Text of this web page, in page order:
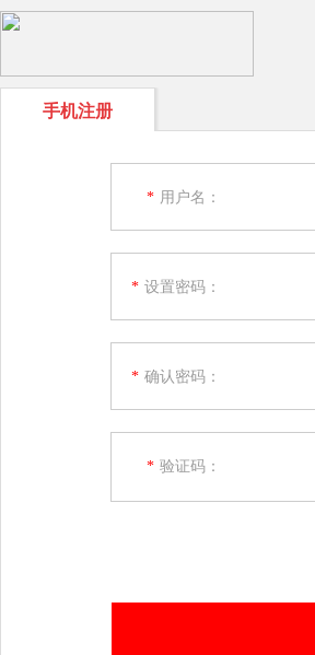
手机注册
* 用户名：
* 设置密码：
* 确认密码：
* 验证码：